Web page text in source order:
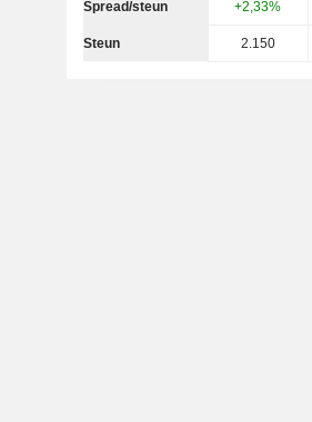
Spread/steun +2,33%
Steun 2.150